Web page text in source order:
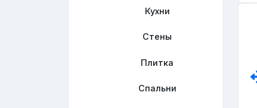
Кухни
Стены
Плитка
Спальни